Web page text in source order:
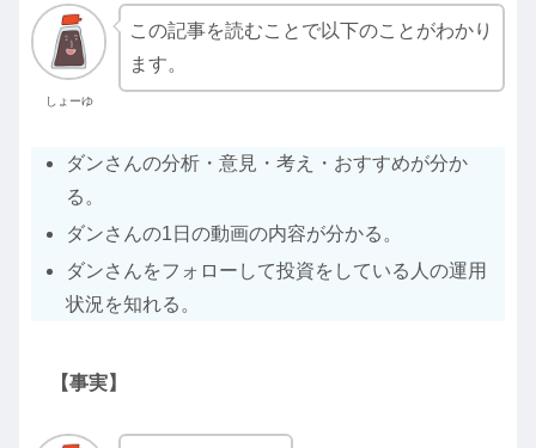
しょーゆ
この記事を読むことで以下のことがわかり
ます。
ダンさんの分析・意見・考え・おすすめが分か
る。
ダンさんの1日の動画の内容が分かる。
ダンさんをフォローして投資をしている人の運用
状況を知れる。
【事実】